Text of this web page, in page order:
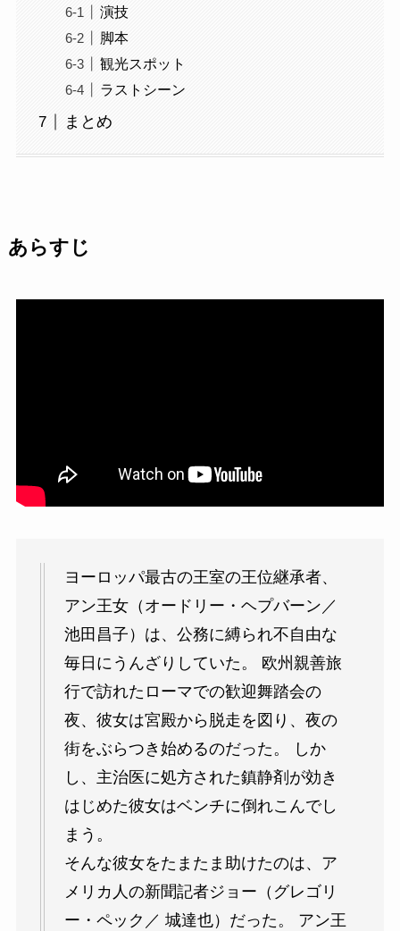
演技
脚本
観光スポット
ラストシーン
まとめ
あらすじ
ヨーロッパ最古の王室の王位継承者、
アン王女（オードリー・ヘプバーン／
池田昌子）は、公務に縛られ不自由な
毎日にうんざりしていた。 欧州親善旅
行で訪れたローマでの歓迎舞踏会の
夜、彼女は宮殿から脱走を図り、夜の
街をぶらつき始めるのだった。 しか
し、主治医に処方された鎮静剤が効き
はじめた彼女はベンチに倒れこんでし
まう。
そんな彼女をたまたま助けたのは、ア
メリカ人の新聞記者ジョー（グレゴリ
ー・ペック／ 城達也）だった。 アン王